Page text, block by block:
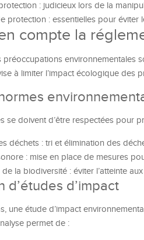
: judicieux lors de la
protection : essentielles pour
compte la
préoccupations environnementales
à limiter l’impact écologique des
se doivent d’être respectées pour
déchets : tri et élimination des
: mise en place de mesures
la biodiversité : éviter l’atteinte
d’études d’impact
une étude d’impact
permet de :